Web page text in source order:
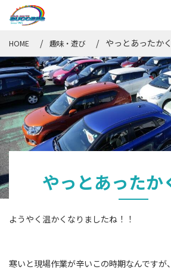
HOME 趣味・遊び やっとあった
やっとあった
ようやく温かくなりましたね！！
寒いと現場作業が辛いこの時期なんですが